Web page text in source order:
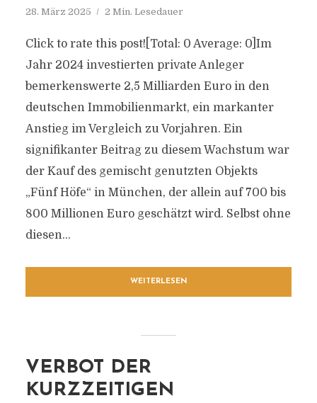
28. März 2025 2 Min. Lesedauer
Click to rate this post![Total: 0 Average: 0]Im
Jahr 2024 investierten private Anleger
bemerkenswerte 2,5 Milliarden Euro in den
deutschen Immobilienmarkt, ein markanter
Anstieg im Vergleich zu Vorjahren. Ein
signifikanter Beitrag zu diesem Wachstum war
der Kauf des gemischt genutzten Objekts
„Fünf Höfe“ in München, der allein auf 700 bis
800 Millionen Euro geschätzt wird. Selbst ohne
diesen...
WEITERLESEN
VERBOT DER
KURZZEITIGEN